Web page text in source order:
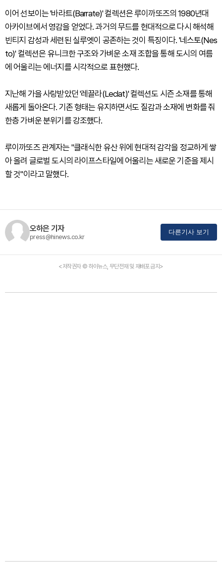
이어 선보이는 '바라트(Barrate)' 컬렉션은 루이까또즈의 1980년대
아카이브에서 영감을 얻었다. 과거의 무드를 현대적으로 다시 해석해
빈티지 감성과 세련된 실루엣이 공존하는 것이 특징이다. '네스토(Nes
to)' 컬렉션은 유니크한 구조와 가벼운 소재 조합을 통해 도시의 여름
에 어울리는 에너지를 시각적으로 표현했다.
지난해 가을 사랑받았던 '레끌라(Leclat)' 컬렉션도 시즌 소재를 통해
새롭게 돌아온다. 기존 형태는 유지하면서도 질감과 소재에 변화를 줘
한층 가벼운 분위기를 강조했다.
루이까또즈 관계자는 "클래식한 유산 위에 현대적 감각을 정교하게 쌓
아 올려 글로벌 도시의 라이프스타일에 어울리는 새로운 기준을 제시
할 것"이라고 말했다.
오하은 기자
press@hinews.co.kr
다른기사 보기
<저작권자 © 하이뉴스, 무단전재 및 재배포 금지>